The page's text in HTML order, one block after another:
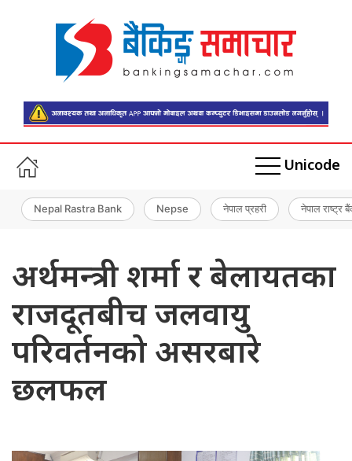
Unicode
Nepal Rastra Bank Nepse नेपाल प्रहरी नेपाल राष्ट्र
अर्थमन्त्री शर्मा र बेलायतका
राजदूतबीच जलवायु
परिवर्तनको असरबारे
छलफल